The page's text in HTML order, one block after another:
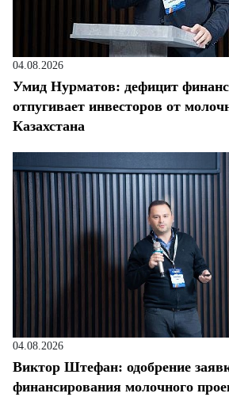
04.08.2026
Умид Нурматов: дефицит
отпугивает инвесторов от
Казахстана
04.08.2026
Виктор Штефан: одобрение
финансирования молочного